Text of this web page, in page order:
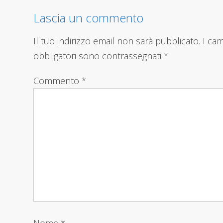
Lascia un commento
Il tuo indirizzo email non sarà pubblicato. I
obbligatori sono contrassegnati*
Commento*